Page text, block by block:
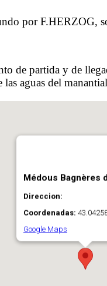
por F.HERZOG,
de partida y de
aguas del
Médous Bagnères
Direccion:
Coordenadas:
Google Maps